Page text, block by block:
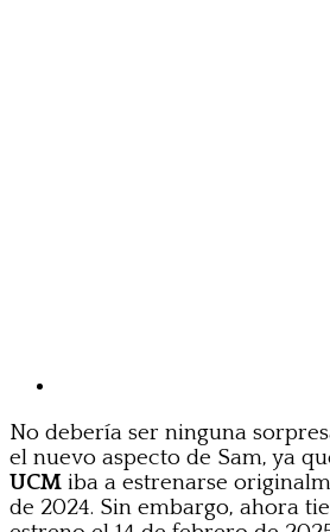
No debería ser ninguna
el nuevo aspecto de Sam, ya
UCM iba a estrenarse
de 2024. Sin embargo, ahora